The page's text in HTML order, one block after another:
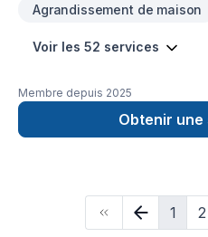
Agrandissement de maison
Voir les 52 services
Membre depuis 2025
Obtenir une
1 2